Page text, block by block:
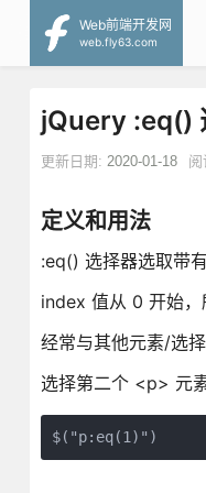
Web前端开发网
web.fly63.com
jQuery :eq()
更新日期: 2020-01-18 阅
定义和用法
:eq() 选择器选取带
index 值从 0 开始，
经常与其他元素/选
选择第二个 <p> 元素
$("p:eq(1)")